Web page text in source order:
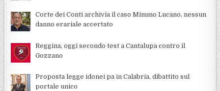
Corte dei Conti archivia il caso Mimmo Lucano, nessun
danno erariale accertato
Reggina, oggi secondo test a Cantalupa contro il
Gozzano
Proposta legge idonei pa in Calabria, dibattito sul
portale unico